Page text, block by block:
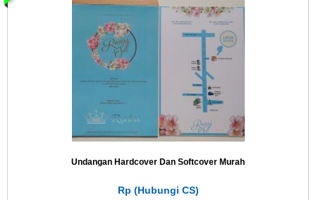
Undangan Hardcover Dan Softcover Murah
Rp (Hubungi CS)